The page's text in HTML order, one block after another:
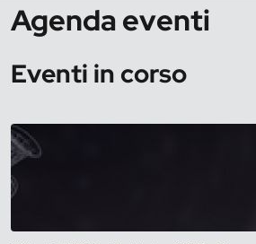
Agenda eventi
Eventi in corso